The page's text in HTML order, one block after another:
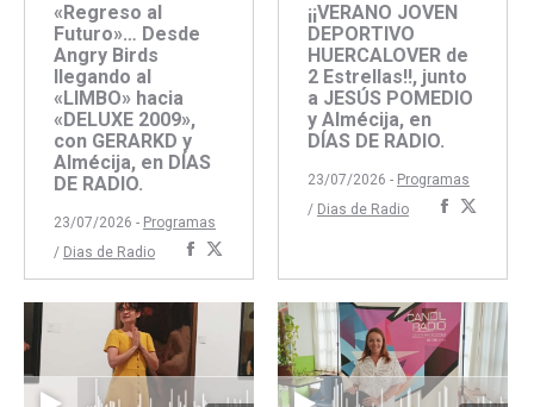
«Regreso al
Futuro»… Desde
Angry Birds
llegando al
«LIMBO» hacia
«DELUXE 2009»,
con GERARKD y
Almécija, en DÍAS
DE RADIO.
23/07/2026 - Programas
/ Dias de Radio
Compartir
con
Facebook
con
Twitter
¡¡VERANO JOVEN
DEPORTIVO
HUERCALOVER de
2 Estrellas!!, junto
a JESÚS POMEDIO
y Almécija, en
DÍAS DE RADIO.
23/07/2026 - Programas
/ Dias de Radio
Compartir